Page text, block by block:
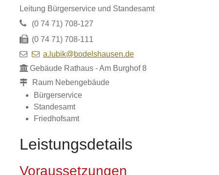
Leitung Bürgerservice und Standesamt
(0 74 71) 708-127
(0 74 71) 708-111
a.lubik@bodelshausen.de
Gebäude Rathaus - Am Burghof 8
Raum Nebengebäude
Bürgerservice
Standesamt
Friedhofsamt
Leistungsdetails
Voraussetzungen